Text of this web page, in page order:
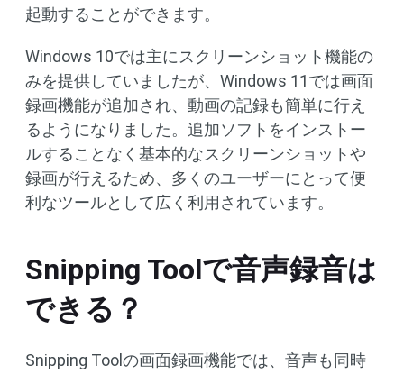
起動することができます。
Windows 10では主にスクリーンショット機能の
みを提供していましたが、Windows 11では画面
録画機能が追加され、動画の記録も簡単に行え
るようになりました。追加ソフトをインストー
ルすることなく基本的なスクリーンショットや
録画が行えるため、多くのユーザーにとって便
利なツールとして広く利用されています。
Snipping Toolで音声録音は
できる？
Snipping Toolの画面録画機能では、音声も同時